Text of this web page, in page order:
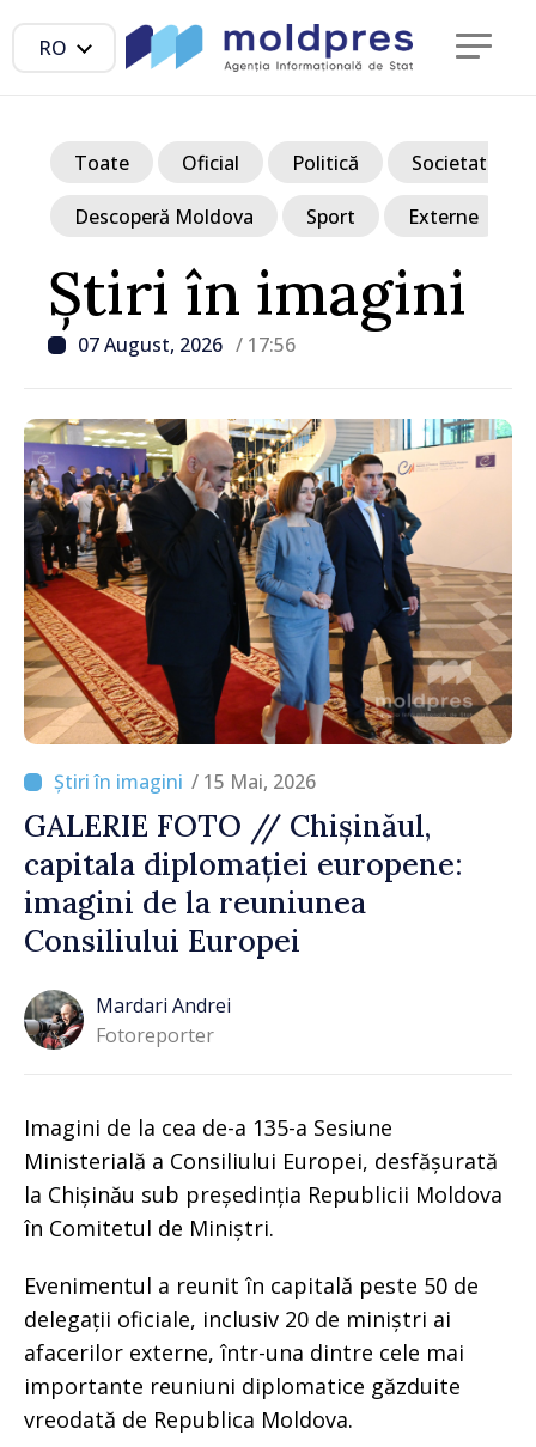
RO
Știri în imagini
07 August, 2026 / 17:56
Toate Oficial Politică Societate
Descoperă Moldova Sport Externe
/ 15 Mai, 2026
GALERIE FOTO // Chișinăul,
capitala diplomației europene:
imagini de la reuniunea
Consiliului Europei
Mardari Andrei
Fotoreporter
Imagini de la cea de-a 135-a Sesiune
Ministerială a Consiliului Europei, desfășurată
la Chișinău sub președinția Republicii Moldova
în Comitetul de Miniștri.
Evenimentul a reunit în capitală peste 50 de
delegații oficiale, inclusiv 20 de miniștri ai
afacerilor externe, într-una dintre cele mai
importante reuniuni diplomatice găzduite
vreodată de Republica Moldova.